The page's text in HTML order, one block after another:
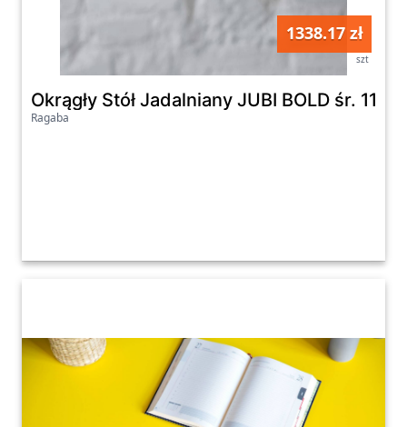
1338.17 zł
szt
Okrągły Stół Jadalniany JUBI BOLD śr.
Ragaba